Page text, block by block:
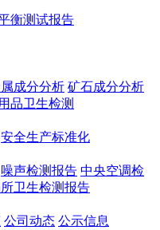
衡测试报告
成分分析 矿石成分分析
品卫生检测
安全生产标准化
噪声检测报告 中央空调检
卫生检测报告
公司动态 公示信息